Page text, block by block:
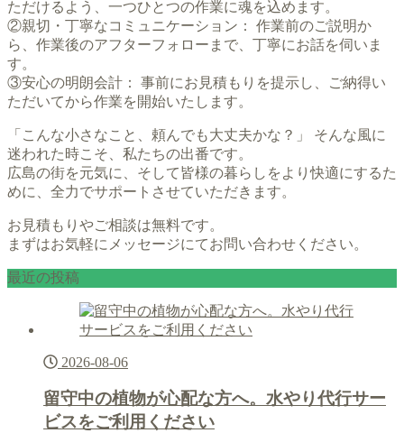
ただけるよう、一つひとつの作業に魂を込めます。
②親切・丁寧なコミュニケーション： 作業前のご説明か
ら、作業後のアフターフォローまで、丁寧にお話を伺いま
す。
③安心の明朗会計： 事前にお見積もりを提示し、ご納得い
ただいてから作業を開始いたします。
「こんな小さなこと、頼んでも大丈夫かな？」 そんな風に
迷われた時こそ、私たちの出番です。
広島の街を元気に、そして皆様の暮らしをより快適にするた
めに、全力でサポートさせていただきます。
お見積もりやご相談は無料です。
まずはお気軽にメッセージにてお問い合わせください。
最近の投稿
2026-08-06
留守中の植物が心配な方へ。水やり代行サー
ビスをご利用ください